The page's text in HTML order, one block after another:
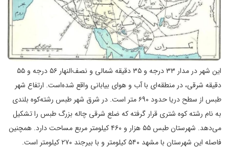
این شهر در مدار ۳۳ درجه و ۳۵ دقیقه شمالی و نصف‌النهار ۵۶ درجه و ۵۵
دقیقه شرقی، در منطقه‌ای با آب و هوای بیابانی واقع شده‌است. ارتفاع شهر
طبس از سطح دریا حدود ۶۹۰ متر است. در شرق شهر طبس رشته‌کوه بلندی
به نام رشته کوه شتری قرار گرفته که ضلع شرقی چاله بزرگ طبس را تشکیل
می‌دهد. شهرستان طبس ۵۵ هزار و ۴۶۰ کیلومتر مربع مساحت دارد. همچنین
فاصله این شهرستان با مشهد ۵۴۰ کیلومتر و با بیرجند ۲۷۰ کیلومتر است.